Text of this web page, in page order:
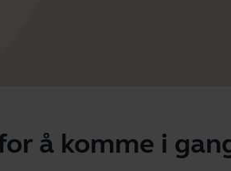
å komme i